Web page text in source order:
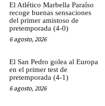
El Atlético Marbella Paraíso
recoge buenas sensaciones
del primer amistoso de
pretemporada (4-0)
6 agosto, 2026
El San Pedro golea al Europa
en el primer test de
pretemporada (4-1)
6 agosto, 2026